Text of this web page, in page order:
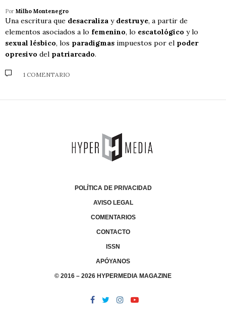
Por Milho Montenegro
Una escritura que desacraliza y destruye, a partir de
elementos asociados a lo femenino, lo escatológico y lo
sexual lésbico, los paradigmas impuestos por el poder
opresivo del patriarcado.
1 COMENTARIO
POLÍTICA DE PRIVACIDAD
AVISO LEGAL
COMENTARIOS
CONTACTO
ISSN
APÓYANOS
© 2016 – 2026 HYPERMEDIA MAGAZINE